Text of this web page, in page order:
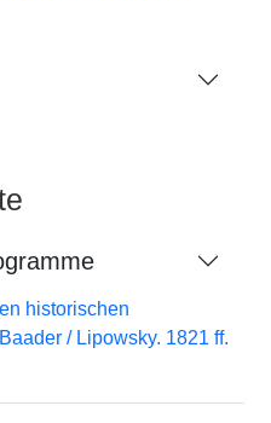
historischen
/ Lipowsky. 1821 ff.